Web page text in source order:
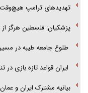
تهدید‌های ترامپ هیچ‌وقت
پزشکیان: فلسطین هرگز
طلوع جامعه طیبه در مسیر
ایران قواعد تازه بازی
بیانیه مشترک ایران و